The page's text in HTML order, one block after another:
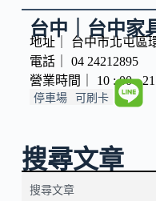
搜尋文章
台中｜台中家
地址｜ 台中市北屯區
電話｜ 04 24212895
營業時間｜ 10 : 00 -
停車場 可刷卡